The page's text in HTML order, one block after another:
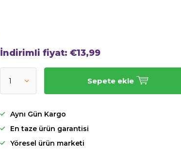
İndirimli fiyat:€13,99
Sepete ekle
Aynı Gün Kargo
En taze ürün garantisi
Yöresel ürün marketi